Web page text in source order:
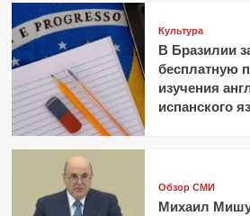
почвы
ОАЭ
в
плодородные
Культура
В Бразилии
бесплатную
изучения
испанского
Обзор СМИ
Михаил